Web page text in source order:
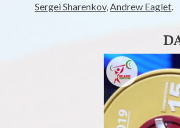
Sergei Sharenkov,Andrew Eaglet.